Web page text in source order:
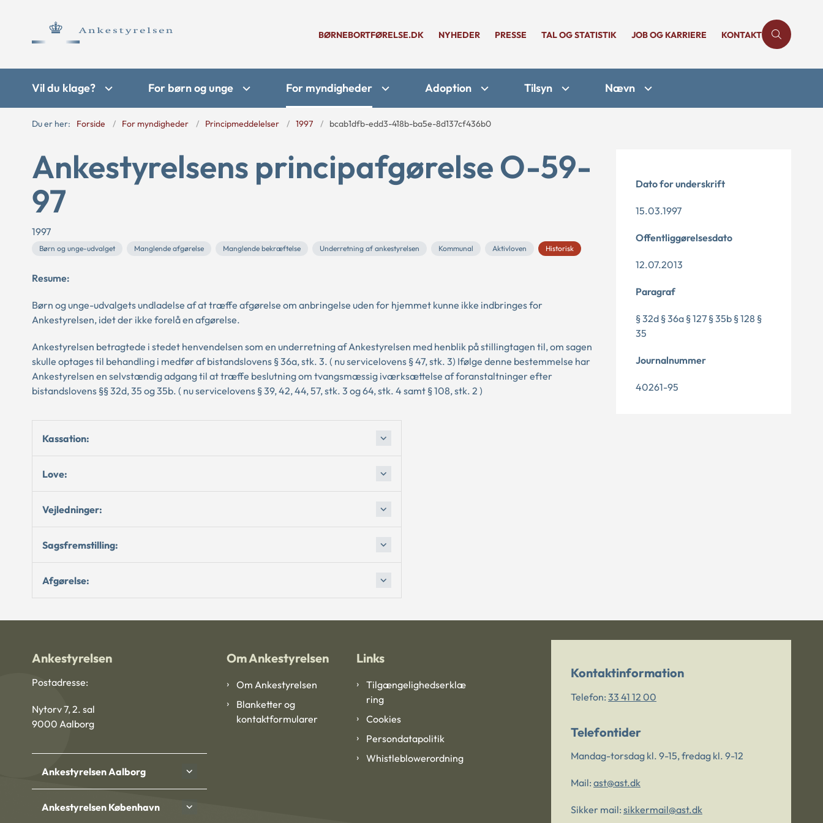
BØRNEBORTFØRELSE.DK NYHEDER PRESSE TAL OG STATISTIK JOB OG KARRIERE KONTAKT
Vil du klage? For børn og unge For myndigheder Adoption Tilsyn Nævn
Du er her: Forside For myndigheder Principmeddelelser 1997 bcab1dfb-edd3-418b-ba5e-8d137cf436b0
Ankestyrelsens principafgørelse O-59-
97
1997
Børn og unge-udvalget Manglende afgørelse Manglende bekræftelse Underretning af ankestyrelsen Kommunal Aktivloven Historisk
Resume:
Børn og unge-udvalgets undladelse af at træffe afgørelse om anbringelse uden for hjemmet kunne ikke indbringes for
Ankestyrelsen, idet der ikke forelå en afgørelse.
Ankestyrelsen betragtede i stedet henvendelsen som en underretning af Ankestyrelsen med henblik på stillingtagen til, om sagen
skulle optages til behandling i medfør af bistandslovens § 36a, stk. 3. ( nu servicelovens § 47, stk. 3) Ifølge denne bestemmelse har
Ankestyrelsen en selvstændig adgang til at træffe beslutning om tvangsmæssig iværksættelse af foranstaltninger efter
bistandslovens §§ 32d, 35 og 35b. ( nu servicelovens § 39, 42, 44, 57, stk. 3 og 64, stk. 4 samt § 108, stk. 2 )
Kassation:
Love:
Vejledninger:
Sagsfremstilling:
Afgørelse:
Dato for underskrift
15.03.1997
Offentliggørelsesdato
12.07.2013
Paragraf
§ 32d § 36a § 127 § 35b § 128 §
35
Journalnummer
40261-95
Ankestyrelsen
Postadresse:
Nytorv 7, 2. sal
9000 Aalborg
Ankestyrelsen Aalborg
Ankestyrelsen København
Om Ankestyrelsen
Om Ankestyrelsen
Blanketter og
kontaktformularer
Links
Tilgængelighedserklæ
ring
Cookies
Persondatapolitik
Whistleblowerordning
Kontaktinformation
Telefon: 33 41 12 00
Telefontider
Mandag-torsdag kl. 9-15, fredag kl. 9-12
Mail: ast@ast.dk
Sikker mail: sikkermail@ast.dk